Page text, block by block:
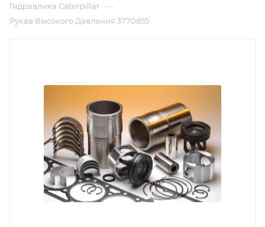
Гидравлика Caterpillar —
Рукав Высокого Давления 3770855